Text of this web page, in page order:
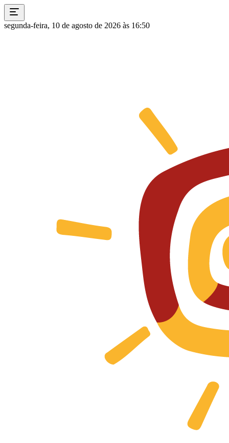
segunda-feira, 10 de agosto de 2026 às 16:50